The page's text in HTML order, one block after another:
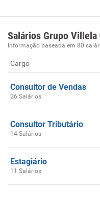
Salários Grupo Villela
Informação baseada em 80
Cargo
Consultor de Vendas
26 Salários
Consultor Tributário
14 Salários
Estagiário
11 Salários